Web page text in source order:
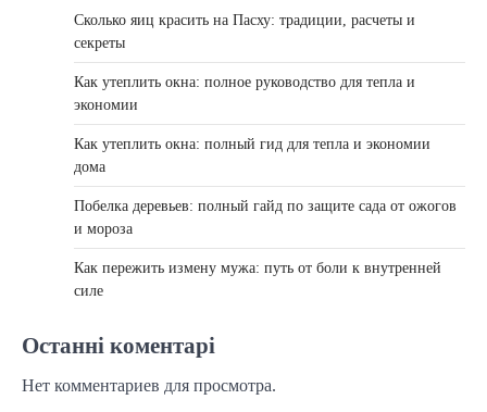
Сколько яиц красить на Пасху: традиции, расчеты и
секреты
Как утеплить окна: полное руководство для тепла и
экономии
Как утеплить окна: полный гид для тепла и экономии
дома
Побелка деревьев: полный гайд по защите сада от ожогов
и мороза
Как пережить измену мужа: путь от боли к внутренней
силе
Останні коментарі
Нет комментариев для просмотра.